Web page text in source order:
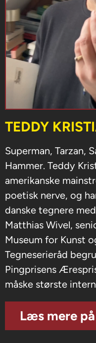
TEDDY
Superman, Tarzan,
Hammer. Teddy
amerikanske
poetisk nerve, og
danske tegnere
Matthias Wivel,
Museum for Kunst
Tegneserieråd
Pingprisens
måske største
Læs mere